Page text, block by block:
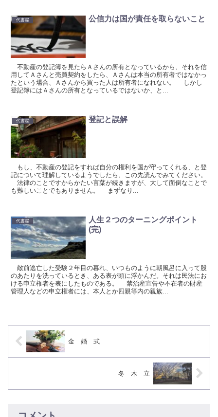
代書屋 公信力は国が責任を取らないこと
不動産の登記簿を見たらＡさんの所有となっているから、それを信
用してＡさんと売買契約をしたら、Ａさんは本当の所有者ではなかっ
たという場合、Ａさんから買った人は所有者になれない。 しかし
登記簿にはＡさんの所有となっているではないか、と...
代書屋 登記と誤解
もし、不動産の登記をすれば自分の権利を国が守ってくれる、と登
記について理解しているようでしたら、この先読んでみてください。
法律のことですからかたい言葉が続きますが、大して面倒なことで
も難しいことでもありません。 まずなり...
代書屋
人生２つのターニングポイント
(完)
敵前逃亡した受験２年目の暮れ、いつものように朝風呂に入って股
のあたりを洗っているとき、ある表が頭に浮かんだ。それは民法にお
ける申立権者を表にしたものである。 禁治産宣告や不在者の財産
管理人などの申立権者には、本人とか四親等内の親族...
金 婚 式
冬 木 立